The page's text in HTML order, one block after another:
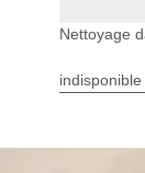
Nettoyage
indisponible